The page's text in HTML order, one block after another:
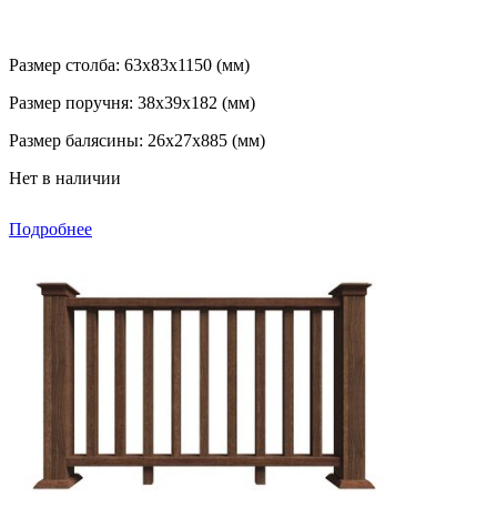
Размер столба: 63х83х1150 (мм)
Размер поручня: 38х39х182 (мм)
Размер балясины: 26х27х885 (мм)
Нет в наличии
Подробнее